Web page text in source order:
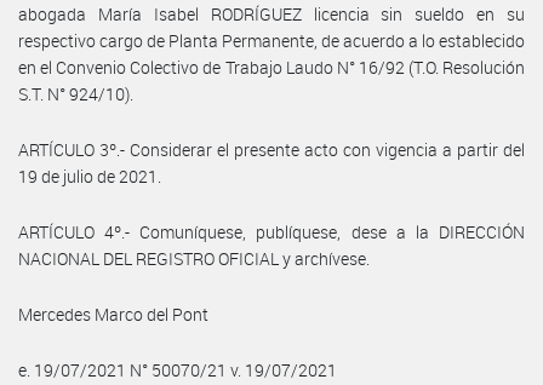
abogada María Isabel RODRÍGUEZ licencia sin sueldo en su
respectivo cargo de Planta Permanente, de acuerdo a lo establecido
en el Convenio Colectivo de Trabajo Laudo N° 16/92 (T.O. Resolución
S.T. N° 924/10).
ARTÍCULO 3º.- Considerar el presente acto con vigencia a partir del
19 de julio de 2021.
ARTÍCULO 4º.- Comuníquese, publíquese, dese a la DIRECCIÓN
NACIONAL DEL REGISTRO OFICIAL y archívese.
Mercedes Marco del Pont
e. 19/07/2021 N° 50070/21 v. 19/07/2021